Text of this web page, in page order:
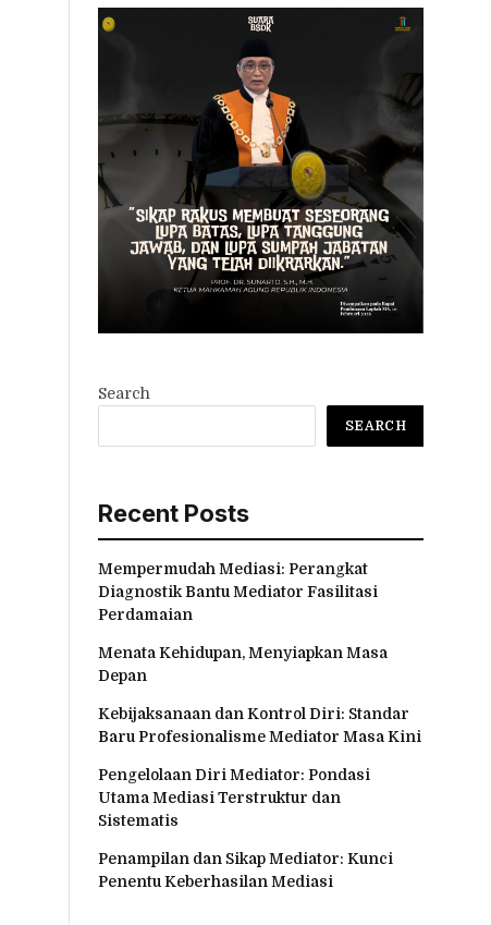
Search
SEARCH
Recent Posts
Mempermudah Mediasi: Perangkat
Diagnostik Bantu Mediator Fasilitasi
Perdamaian
Menata Kehidupan, Menyiapkan Masa
Depan
Kebijaksanaan dan Kontrol Diri: Standar
Baru Profesionalisme Mediator Masa Kini
Pengelolaan Diri Mediator: Pondasi
Utama Mediasi Terstruktur dan
Sistematis
Penampilan dan Sikap Mediator: Kunci
Penentu Keberhasilan Mediasi